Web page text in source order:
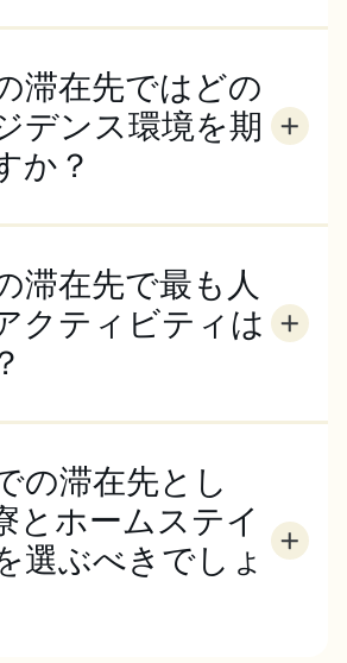
は比較的暖かく、極端な暑さや寒
通して安定した降雨量と適度な気
ンドンを訪れる際は常に傘を持ち歩
す。
滞在先ではどの
デンス環境を期
か？
す。そのため、私たちはすべての
なコミュニティでは、常に安全で
うにくつろぐことができます。
滞在先で最も人
クティビティは
す。 緑豊かな王立公園でリラッ
たり、ロンドン・アイに乗った
トに乗って午後のひとときを楽し
イフを楽しんだり。ECロンドンで
できるアクティビティプログラム
。
の滞在先とし
とホームステイ
選ぶべきでしょ